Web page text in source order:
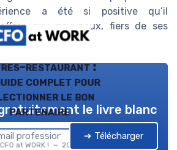
a été si positive qu’il
aux nouveaux, fiers de ses
restaurant :
complet pour
le bon
partenaire
CFO at WORK ! — 2026
le livre blanc
➔ Télécharger